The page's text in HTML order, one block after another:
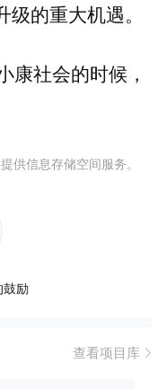
的重大机遇。
康社会的时候，
供信息存储空间服务。
励
查看项目库